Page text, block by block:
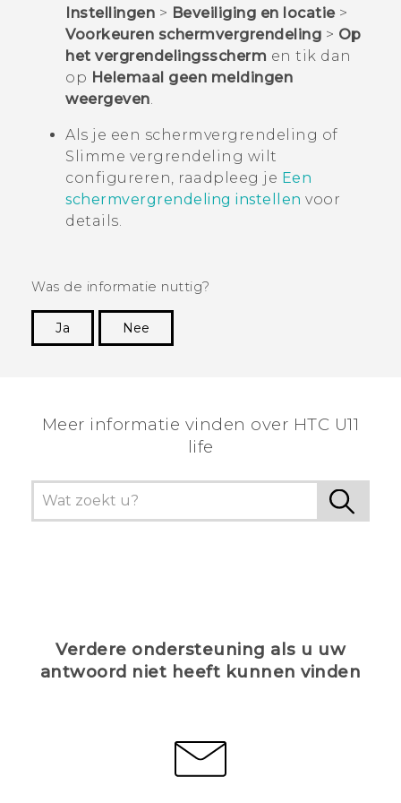
Instellingen > Beveiliging en locatie>
Voorkeuren schermvergrendeling > Op
het vergrendelingsscherm en tik dan
op Helemaal geen meldingen
weergeven
Als je een schermvergrendeling of
Slimme vergrendeling wilt
configureren, raadpleeg je Een
schermvergrendeling instellen voor
details.
Was de informatie nuttig?
Ja
Nee
Meer informatie vinden over HTC U11
life
Verdere ondersteuning als u uw
antwoord niet heeft kunnen vinden